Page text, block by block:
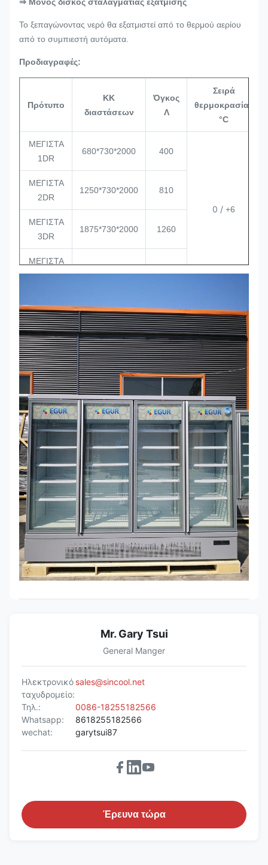
Το ξεπαγώνοντας νερό θα εξατμιστεί από το θερμού αερίου
από το συμπιεστή αυτόματα.
Προδιαγραφές:
Πρότυπο
ΚΚ
διαστάσεων
Όγκος
Λ
Σειρά
θερμοκρασίας
°C
ΜΕΓΙΣΤΑ
1DR
680*730*2000 400
0 / +6
ΜΕΓΙΣΤΑ
2DR
1250*730*2000 810
ΜΕΓΙΣΤΑ
3DR
1875*730*2000 1260
ΜΕΓΙΣΤΑ
4DR
2500*730*2000 1700
1DF
680*730*2000 400
-16 /-22
ΜΕΓΙΣΤΑ
2DF
1250*730*2000 810
ΜΕΓΙΣΤΑ
3DF
1875*730*2000
Mr. Gary Tsui
General Manger
Ηλεκτρονικό
ταχυδρομείο:
sales@sincool.net
Τηλ.:
0086-18255182566
Whatsapp:
8618255182566
wechat:
garytsui87
Έρευνα τώρα